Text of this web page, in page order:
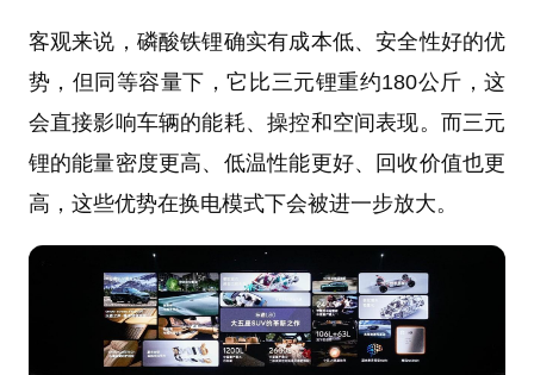
客观来说，磷酸铁锂确实有成本低、安全性好的优
势，但同等容量下，它比三元锂重约180公斤，这
会直接影响车辆的能耗、操控和空间表现。而三元
锂的能量密度更高、低温性能更好、回收价值也更
高，这些优势在换电模式下会被进一步放大。